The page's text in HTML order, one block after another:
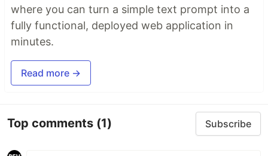
where you can turn a simple text prompt into a
fully functional, deployed web application in
minutes.
Read more →
Top comments (1) Subscribe